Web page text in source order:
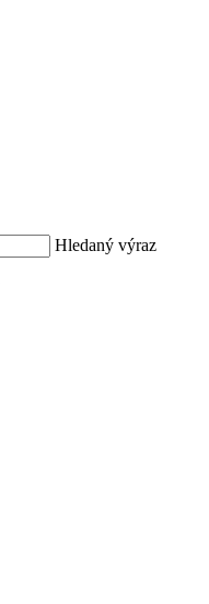
Hledaný výraz